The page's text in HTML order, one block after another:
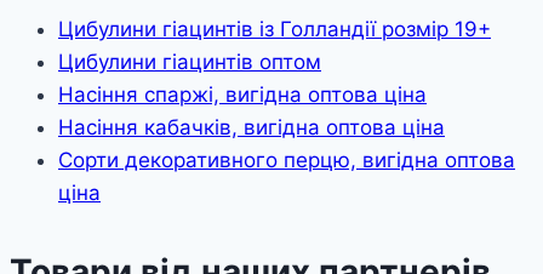
Цибулини гіацинтів із Голландії розмір 19+
Цибулини гіацинтів оптом
Насіння спаржі, вигідна оптова ціна
Насіння кабачків, вигідна оптова ціна
Сорти декоративного перцю, вигідна оптова
ціна